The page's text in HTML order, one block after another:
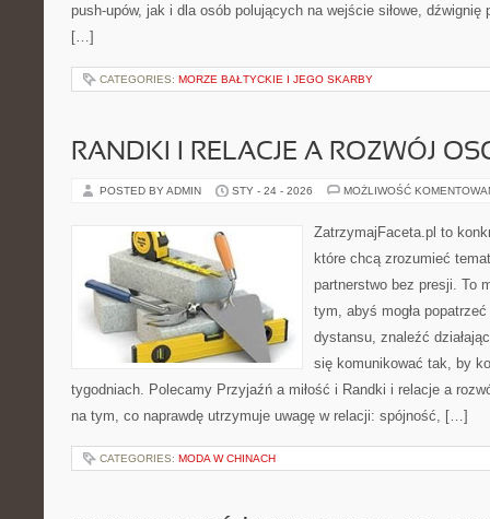
push-upów, jak i dla osób polujących na wejście siłowe, dźwignię
[…]
CATEGORIES: MORZE BAŁTYCKIE I JEGO SKARBY
RANDKI I RELACJE A ROZWÓJ
POSTED BY ADMIN STY - 24 - 2026 MOŻLIWOŚĆ
ZatrzymajFaceta.pl to
które chcą zrozumieć
partnerstwo bez presji. To
tym, abyś mogła
dystansu, znaleźć
się komunikować tak, by
tygodniach. Polecamy Przyjaźń a miłość i Randki i relacje a
na tym, co naprawdę utrzymuje uwagę w relacji: spójność, […]
CATEGORIES: MODA W CHINACH